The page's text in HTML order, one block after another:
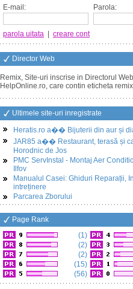
E-mail:
Parola:
parola uitata creare cont
Director Web
Remix, Site-uri inscrise in Directorul Web
HelpOnline.ro, care contin eticheta remix
Ultimele site-uri inregistrate
Heratis.ro a�� Bijuterii din aur și
JAR85 a�� Restaurant, terasă și
Horodnic de Jos
PMC ServInstal - Montaj Aer
Ilfov
Manualul Casei: Ghiduri Reparații,
intreținere
Parcarea Zborului
Page Rank
(1)
(2)
(2)
(15)
(56)